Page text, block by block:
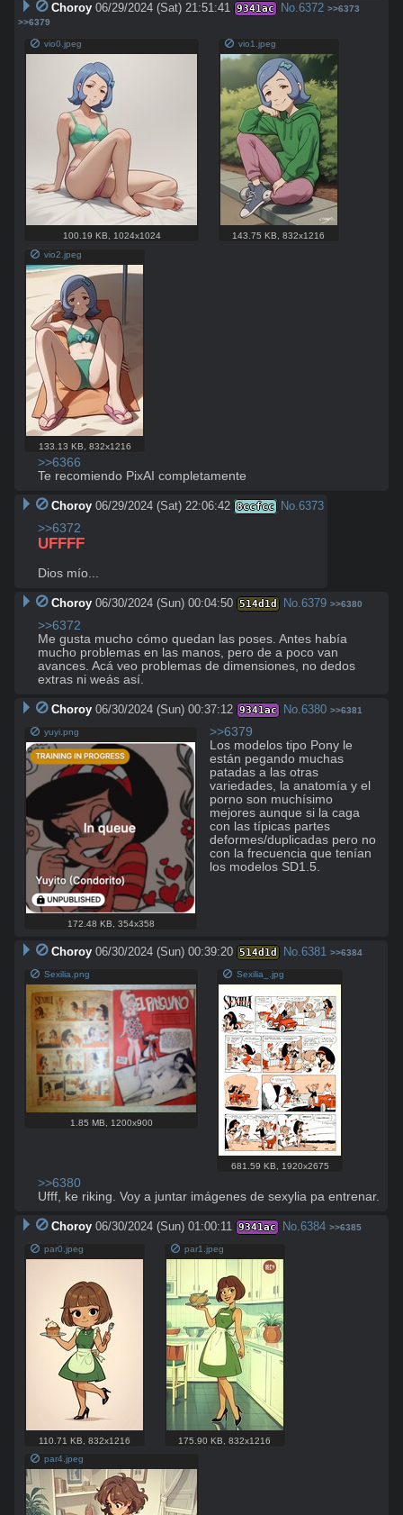
Choroy 06/29/2024 (Sat) 21:51:41 9341ac No.6372 >>6373
>>6379
vio0.jpeg
100.19 KB, 1024x1024
vio1.jpeg
143.75 KB,832x1216
vio2.jpeg
133.13 KB 832x1216
>>6366
Te recomiendo PixAI completamente
Choroy 06/29/2024 (Sat) 22:06:42 8ccfcc No. 6373
>>6372
UFFFF
Dios mío...
Choroy 06/30/2024 (Sun) 00:04:50 514d1d No. 6379 >>6380
>>6372
Me gusta mucho cómo quedan las poses. Antes había
mucho problemas en las manos, pero de a poco van
avances. Acá veo problemas de dimensiones, no dedos
extras ni weás así.
Choroy 06/30/2024 (Sun) 00:37:12 9341ac No. 6380 >>6381
yuyi.png
172.48 KB 354x358
>>6379
Los modelos tipo Pony le
están pegando muchas
patadas a las otras
variedades, la anatomía y el
porno son muchísimo
mejores aunque si la caga
con las típicas partes
deformes/duplicadas pero no
con la frecuencia que tenían
los modelos SD1.5.
Choroy 06/30/2024 (Sun) 00:39:20 514d1d No.6381 >>6384
Sexilia.png
1.85 MB, 1200x900
Sexilia_.jpg
681.59 KB, 1920x2675
>>6380
Ufff, ke riking. Voy a juntar imágenes de sexylia pa entrenar.
Choroy 06/30/2024 (Sun) 01:00:11 9341ac No. 6384 >>6385
par0.jpeg
110.71 KB ,832x1216
par1.jpeg
175.90 KB ,832x1216
par4.jpeg